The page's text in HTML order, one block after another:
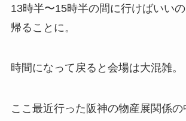
13時半〜15時半の間に行けばいい
帰ることに。
時間になって戻ると会場は大混雑。
ここ最近行った阪神の物産展関係